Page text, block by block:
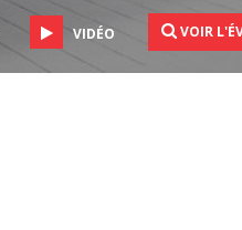
VIDÉO VOIR